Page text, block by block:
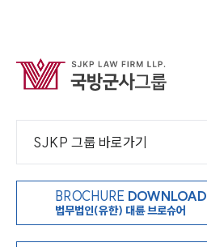
SJKP 그룹 바로가기
BROCHURE DOWNLOAD
법무법인(유한) 대륜 브로슈어